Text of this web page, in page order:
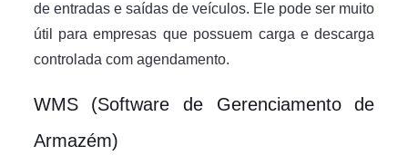
de entradas e saídas de veículos. Ele pode ser muito
útil para empresas que possuem carga e descarga
controlada com agendamento.
WMS (Software de Gerenciamento de
Armazém)